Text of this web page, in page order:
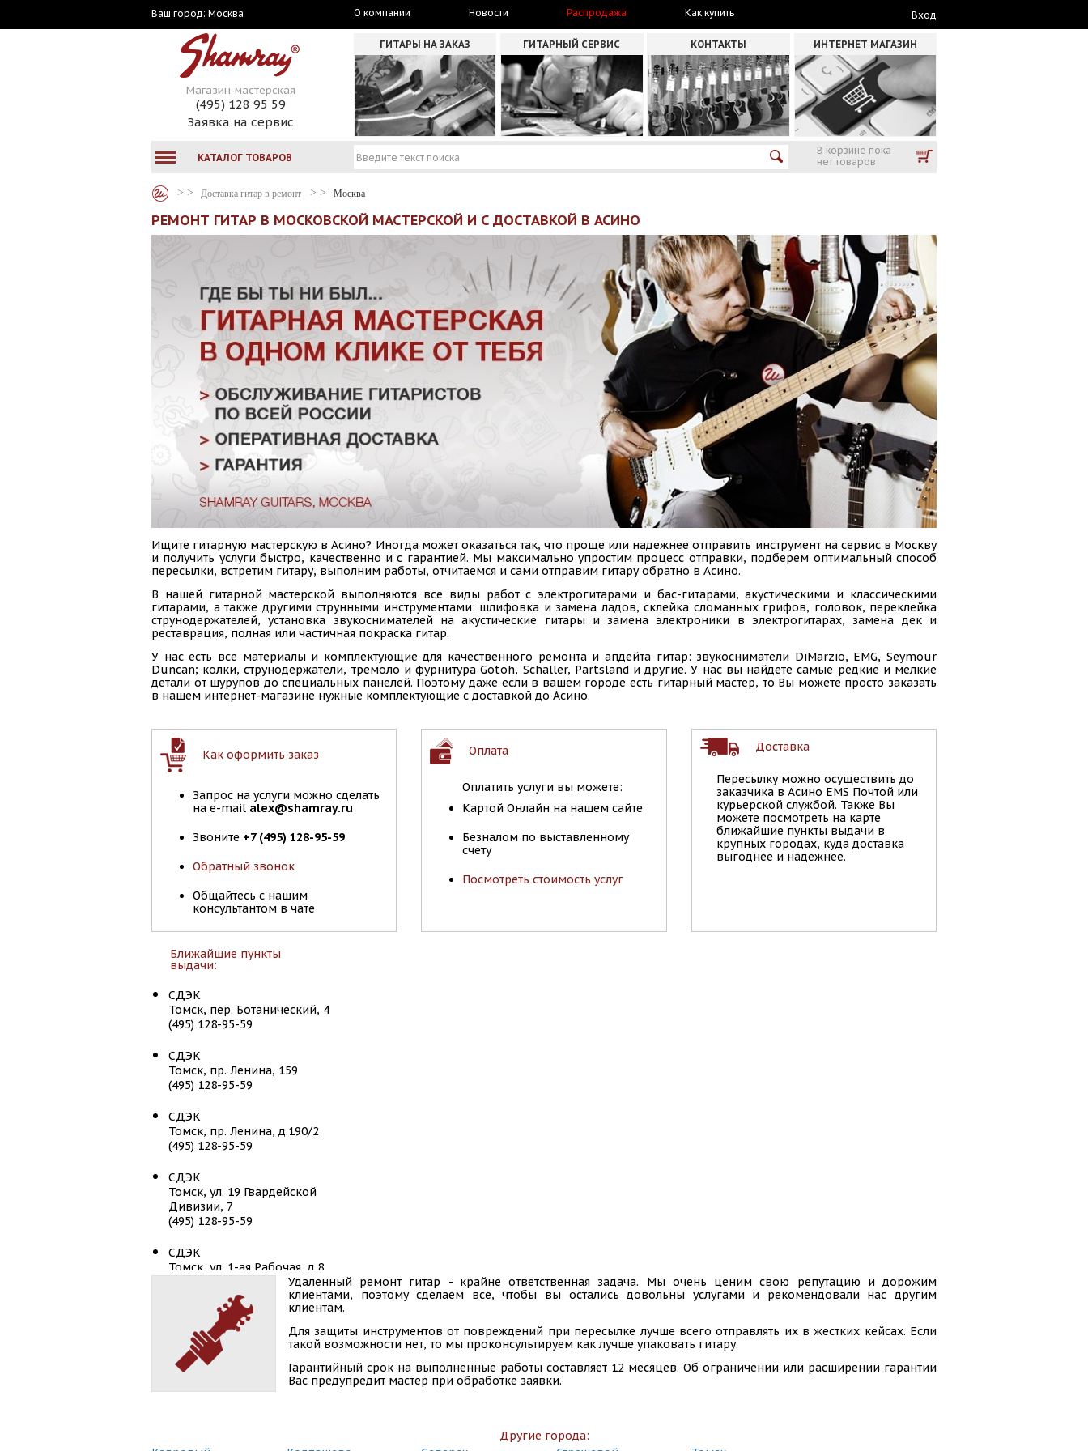
Ваш город: Москва О компании Новости Распродажа Как купить Вход
Магазин-мастерская
(495) 128 95 59
Заявка на сервис
ГИТАРЫ НА ЗАКАЗ ГИТАРНЫЙ СЕРВИС КОНТАКТЫ ИНТЕРНЕТ МАГАЗИН
КАТАЛОГ ТОВАРОВ
В корзине пока
нет товаров
Доставка гитар в ремонт Москва
РЕМОНТ ГИТАР В МОСКОВСКОЙ МАСТЕРСКОЙ И С ДОСТАВКОЙ В АСИНО
Ищите гитарную мастерскую в Асино? Иногда может оказаться так, что проще или надежнее отправить инструмент на сервис в Москву
и получить услуги быстро, качественно и с гарантией. Мы максимально упростим процесс отправки, подберем оптимальный способ
пересылки, встретим гитару, выполним работы, отчитаемся и сами отправим гитару обратно в Асино.
В нашей гитарной мастерской выполняются все виды работ с электрогитарами и бас-гитарами, акустическими и классическими
гитарами, а также другими струнными инструментами: шлифовка и замена ладов, склейка сломанных грифов, головок, переклейка
струнодержателей, установка звукоснимателей на акустические гитары и замена электроники в электрогитарах, замена дек и
реставрация, полная или частичная покраска гитар.
У нас есть все материалы и комплектующие для качественного ремонта и апдейта гитар: звукосниматели DiMarzio, EMG, Seymour
Duncan; колки, струнодержатели, тремоло и фурнитура Gotoh, Schaller, Partsland и другие. У нас вы найдете самые редкие и мелкие
детали от шурупов до специальных панелей. Поэтому даже если в вашем городе есть гитарный мастер, то Вы можете просто заказать
в нашем интернет-магазине нужные комплектующие с доставкой до Асино.
Как оформить заказ
Запрос на услуги можно сделать
на e-mail alex@shamray.ru
Звоните +7 (495) 128-95-59
Обратный звонок
Общайтесь с нашим
консультантом в чате
Оплата
Оплатить услуги вы можете:
Картой Онлайн на нашем сайте
Безналом по выставленному
счету
Посмотреть стоимость услуг
Доставка
Пересылку можно осуществить до
заказчика в Асино EMS Почтой или
курьерской службой. Также Вы
можете посмотреть на карте
ближайшие пункты выдачи в
крупных городах, куда доставка
выгоднее и надежнее.
Ближайшие пункты
выдачи:
СДЭК
Томск, пер. Ботанический, 4
(495) 128-95-59
СДЭК
Томск, пр. Ленина, 159
(495) 128-95-59
СДЭК
Томск, пр. Ленина, д.190/2
(495) 128-95-59
СДЭК
Томск, ул. 19 Гвардейской
Дивизии, 7
(495) 128-95-59
СДЭК
Томск, ул. 1-ая Рабочая, д.8
Томск, ул. 79 Гвардейской
Дивизии, д.7Д
(495) 128-95-59
СДЭК
Удаленный ремонт гитар - крайне ответственная задача. Мы очень ценим свою репутацию и дорожим
клиентами, поэтому сделаем все, чтобы вы остались довольны услугами и рекомендовали нас другим
клиентам.
Для защиты инструментов от повреждений при пересылке лучше всего отправлять их в жестких кейсах. Если
такой возможности нет, то мы проконсультируем как лучше упаковать гитару.
Гарантийный срок на выполненные работы составляет 12 месяцев. Об ограничении или расширении гарантии
Вас предупредит мастер при обработке заявки.
Другие города: